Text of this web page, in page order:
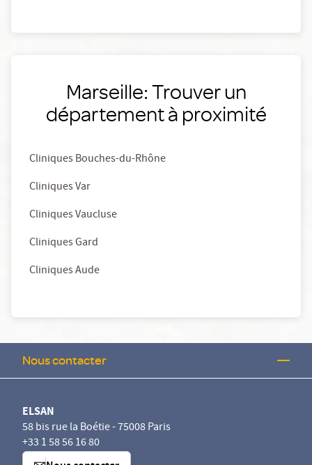
Marseille: Trouver un
département à proximité
Cliniques Bouches-du-Rhône
Cliniques Var
Cliniques Vaucluse
Cliniques Gard
Cliniques Aude
Nous contacter
ELSAN
58 bis rue la Boétie - 75008 Paris
+33 1 58 56 16 80